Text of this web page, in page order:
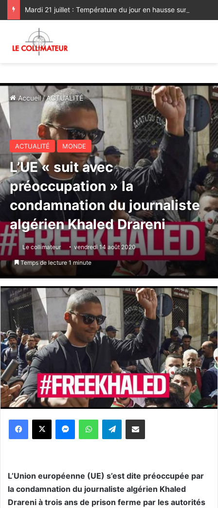
Accueil/ACTUALITÉ
ACTUALITÉ MONDE
L’UE « suit avec
préoccupation » la
condamnation du journaliste
algérien Khaled Drareni
Le collimateur vendredi 14 août 2020
Temps de lecture 1 minute
WhatsApp Telegram
L’Union européenne (UE) s’est dite préoccupée par
la condamnation du journaliste algérien Khaled
Drareni à trois ans de prison ferme par les autorités